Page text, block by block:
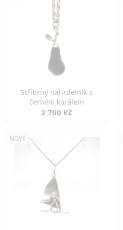
Stříbrný náhrdelník s
černým korálem
2 700 Kč
NOVÉ